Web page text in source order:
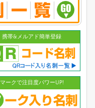
携帯&メルアド簡単登録
マークで注目度パワーUP!